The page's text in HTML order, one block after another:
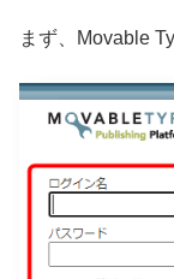
まず、Movable